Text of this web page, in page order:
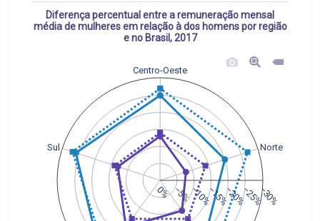
Diferença percentual entre a remuneração mensal
média de mulheres em relação à dos homens por região
e no Brasil, 2017
Centro-Oeste
Sul Norte
0%−5%−10%−15%−20%−25%−30%